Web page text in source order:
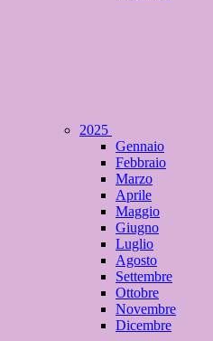
2025
Gennaio
Febbraio
Marzo
Aprile
Maggio
Giugno
Luglio
Agosto
Settembre
Ottobre
Novembre
Dicembre